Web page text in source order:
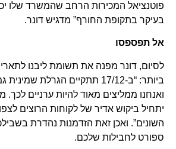
פוטנציאל המכירות הרחב שהמשרד שלו יכול
בעיקר בתקופת החורף” מדגיש דונר.
אל תפספסו
לסיום, דונר מפנה את תשומת ליבנו לתאריך
ביותר: “ב-17/12 תתקיים הגרלת
ואנחנו ממליצים מאוד להיות ערניים לכך.
יתחיל ביקוש אדיר של לקוחות הרוצים
השונים”. ואכן זאת הזדמנות נהדרת
ספורט לחבילות שלכם.